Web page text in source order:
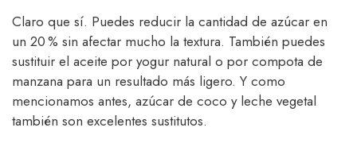
Claro que sí. Puedes reducir la cantidad de azúcar en
un 20 % sin afectar mucho la textura. También puedes
sustituir el aceite por yogur natural o por compota de
manzana para un resultado más ligero. Y como
mencionamos antes, azúcar de coco y leche vegetal
también son excelentes sustitutos.